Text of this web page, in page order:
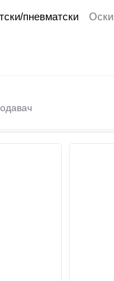
пневматски Оски